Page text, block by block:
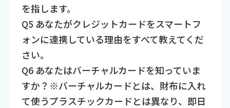
を指します。
Q5 あなたがクレジットカードをスマートフ
ォンに連携している理由をすべて教えてくだ
さい。
Q6 あなたはバーチャルカードを知っていま
すか？※バーチャルカードとは、財布に入れ
て使うプラスチックカードとは異なり、即日